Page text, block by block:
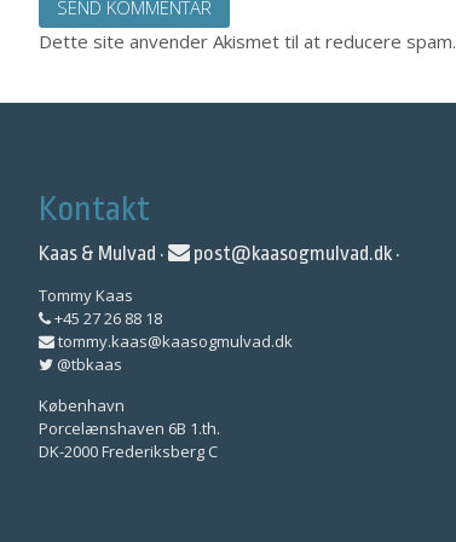
Dette site anvender Akismet til at reducere spam.
Kontakt
Kaas & Mulvad · post@kaasogmulvad.dk ·
Tommy Kaas
+45 27 26 88 18
tommy.kaas@kaasogmulvad.dk
@tbkaas
København
Porcelænshaven 6B 1.th.
DK-2000 Frederiksberg C